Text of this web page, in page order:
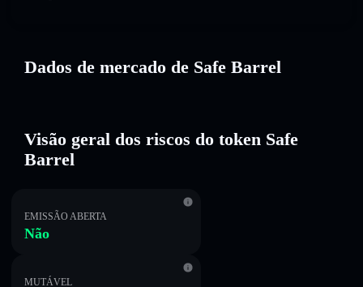
Dados de mercado de Safe Barrel
Visão geral dos riscos do token Safe
Barrel
EMISSÃO ABERTA
Não
MUTÁVEL